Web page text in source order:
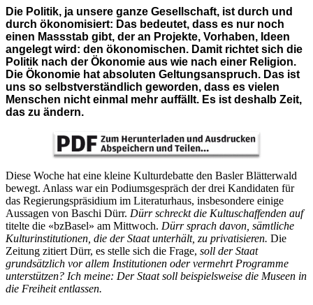
Die Politik, ja unsere ganze Gesellschaft, ist durch und
durch ökonomisiert: Das bedeutet, dass es nur noch
einen Massstab gibt, der an Projekte, Vorhaben, Ideen
angelegt wird: den ökonomischen. Damit richtet sich die
Politik nach der Ökonomie aus wie nach einer Religion.
Die Ökonomie hat absoluten Geltungsanspruch. Das ist
uns so selbstverständlich geworden, dass es vielen
Menschen nicht einmal mehr auffällt. Es ist deshalb Zeit,
das zu ändern.
Diese Woche hat eine kleine Kulturdebatte den Basler Blätterwald
bewegt. Anlass war ein Podiumsgespräch der drei Kandidaten für
das Regierungspräsidium im Literaturhaus, insbesondere einige
Aussagen von Baschi Dürr. Dürr schreckt die Kultuschaffenden auf
titelte die «bzBasel» am Mittwoch. Dürr sprach davon, sämtliche
Kulturinstitutionen, die der Staat unterhält, zu privatisieren. Die
Zeitung zitiert Dürr, es stelle sich die Frage, soll der Staat
grundsätzlich vor allem Institutionen oder vermehrt Programme
unterstützen? Ich meine: Der Staat soll beispielsweise die Museen in
die Freiheit entlassen.